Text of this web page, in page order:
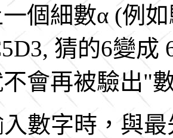
個細數α (例
猜的6變成
會再被驗出"
數字時，與